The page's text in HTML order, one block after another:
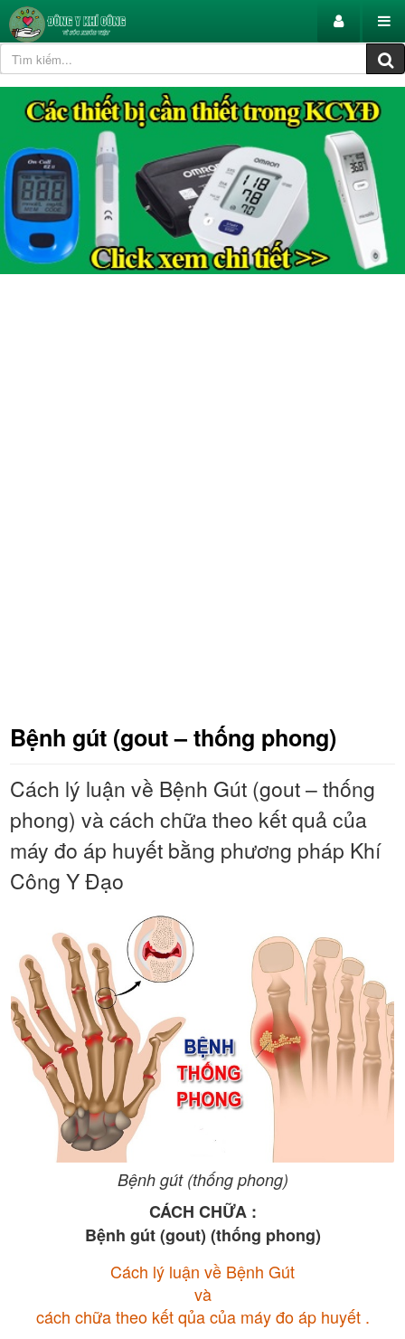
Bệnh gút (gout – thống phong)
Cách lý luận về Bệnh Gút (gout – thống
phong) và cách chữa theo kết quả của
máy đo áp huyết bằng phương pháp Khí
Công Y Đạo
Bệnh gút (thống phong)
CÁCH CHỮA :
Bệnh gút (gout) (thống phong)
Cách lý luận về Bệnh Gút
và
cách chữa theo kết qủa của máy đo áp huyết .